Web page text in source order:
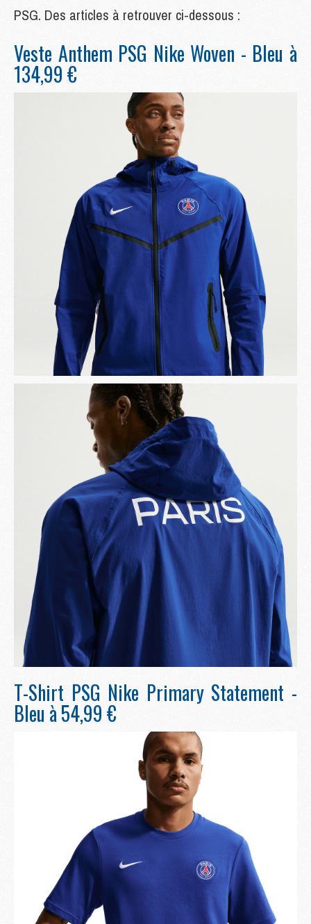
PSG. Des articles à retrouver ci-dessous :
Veste Anthem PSG Nike Woven - Bleu à
134,99 €
T-Shirt PSG Nike Primary Statement -
Bleu à 54,99 €